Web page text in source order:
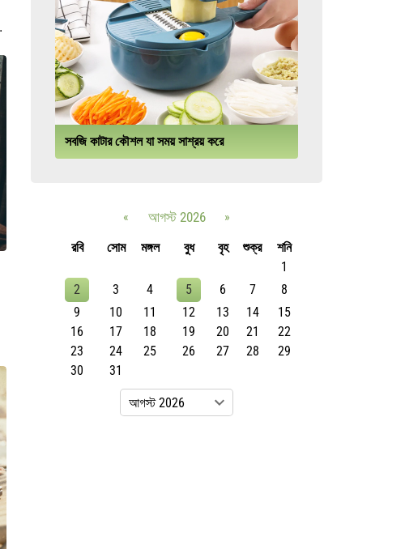
সবজি কাটার কৌশল যা সময় সাশ্রয় করে
« আগস্ট 2026
»
রবি
সোম মঙ্গল বুধ বৃহ শুক্র
শনি
1
2
3 4 5 6 7
8
9
10 11 12 13 14
15
16
17 18 19 20 21
22
23
24 25 26 27 28
29
30
31